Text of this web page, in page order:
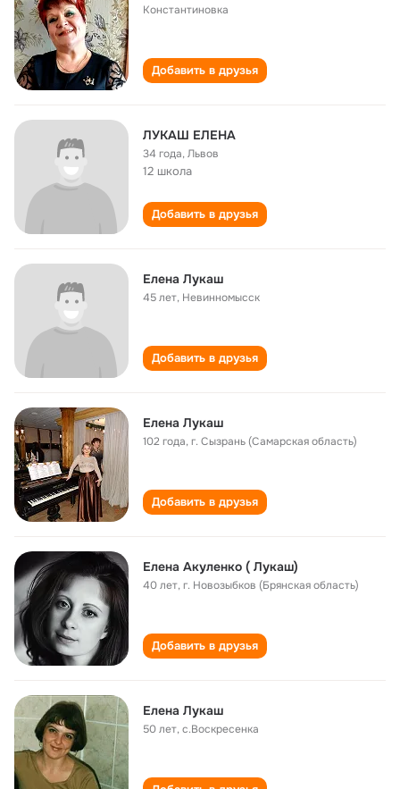
Константиновка
Добавить в друзья
ЛУКАШ ЕЛЕНА
34 года,Львов
12 школа
Добавить в друзья
Елена Лукаш
45 лет, Невинномысск
Добавить в друзья
Елена Лукаш
102 года,г. Сызрань (Самарская область)
Добавить в друзья
Елена Акуленко ( Лукаш)
40 лет,г. Новозыбков (Брянская область)
Добавить в друзья
Елена Лукаш
50 лет,с.Воскресенка